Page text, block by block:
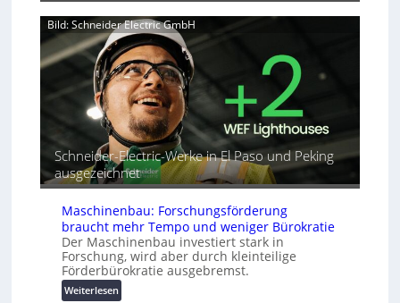
a
h
e
A
u
t
o
m
a
t
i
i
e
r
u
n
u
t
o
r
i
a
l
e
i
h
v
e
r
b
i
n
d
e
G
e
r
t
e
s
c
h
u
Bild: Schneider Electric GmbH
Schneider-Electric-Werke in El Paso und Peking
ausgezeichnet
Maschinenbau: Forschungsförderung
braucht mehr Tempo und weniger Bürokratie
Der Maschinenbau investiert stark in
Forschung, wird aber durch kleinteilige
Förderbürokratie ausgebremst.
Weiterlesen: